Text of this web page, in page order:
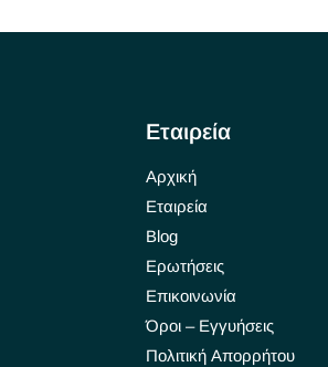
Εταιρεία
Αρχική
Εταιρεία
Blog
Ερωτήσεις
Επικοινωνία
Όροι – Εγγυήσεις
Πολιτική Απορρήτου